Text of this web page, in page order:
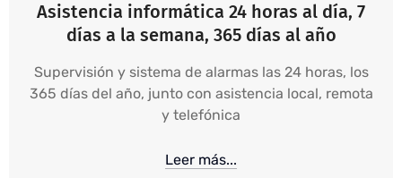
Asistencia informática 24 horas al día, 7
días a la semana, 365 días al año
Supervisión y sistema de alarmas las 24 horas, los
365 días del año, junto con asistencia local, remota
y telefónica
Leer más...